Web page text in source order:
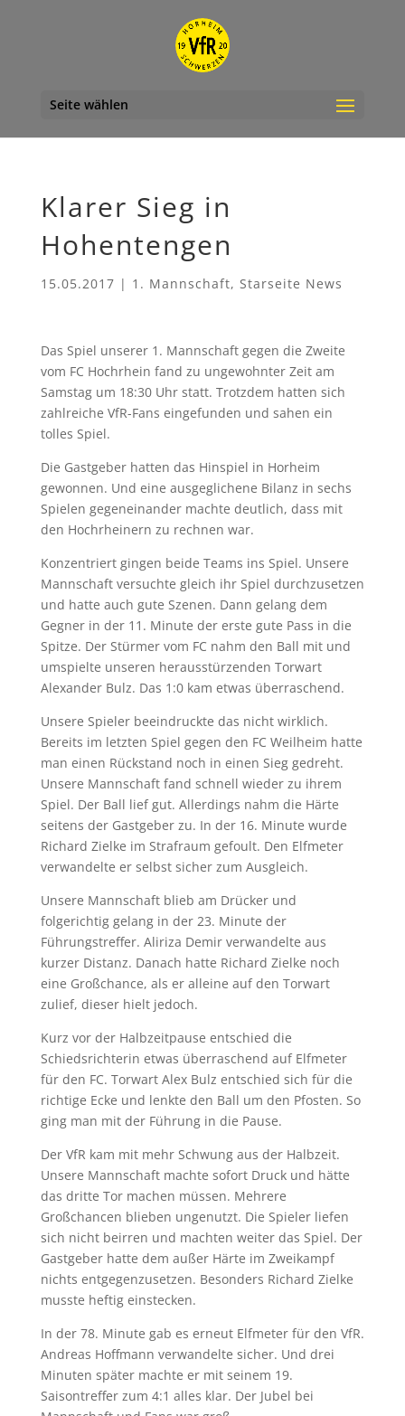
Seite wählen
Klarer Sieg in
Hohentengen
15.05.2017 | 1. Mannschaft, Starseite News
Das Spiel unserer 1. Mannschaft gegen die Zweite
vom FC Hochrhein fand zu ungewohnter Zeit am
Samstag um 18:30 Uhr statt. Trotzdem hatten sich
zahlreiche VfR-Fans eingefunden und sahen ein
tolles Spiel.
Die Gastgeber hatten das Hinspiel in Horheim
gewonnen. Und eine ausgeglichene Bilanz in sechs
Spielen gegeneinander machte deutlich, dass mit
den Hochrheinern zu rechnen war.
Konzentriert gingen beide Teams ins Spiel. Unsere
Mannschaft versuchte gleich ihr Spiel durchzusetzen
und hatte auch gute Szenen. Dann gelang dem
Gegner in der 11. Minute der erste gute Pass in die
Spitze. Der Stürmer vom FC nahm den Ball mit und
umspielte unseren herausstürzenden Torwart
Alexander Bulz. Das 1:0 kam etwas überraschend.
Unsere Spieler beeindruckte das nicht wirklich.
Bereits im letzten Spiel gegen den FC Weilheim hatte
man einen Rückstand noch in einen Sieg gedreht.
Unsere Mannschaft fand schnell wieder zu ihrem
Spiel. Der Ball lief gut. Allerdings nahm die Härte
seitens der Gastgeber zu. In der 16. Minute wurde
Richard Zielke im Strafraum gefoult. Den Elfmeter
verwandelte er selbst sicher zum Ausgleich.
Unsere Mannschaft blieb am Drücker und
folgerichtig gelang in der 23. Minute der
Führungstreffer. Aliriza Demir verwandelte aus
kurzer Distanz. Danach hatte Richard Zielke noch
eine Großchance, als er alleine auf den Torwart
zulief, dieser hielt jedoch.
Kurz vor der Halbzeitpause entschied die
Schiedsrichterin etwas überraschend auf Elfmeter
für den FC. Torwart Alex Bulz entschied sich für die
richtige Ecke und lenkte den Ball um den Pfosten. So
ging man mit der Führung in die Pause.
Der VfR kam mit mehr Schwung aus der Halbzeit.
Unsere Mannschaft machte sofort Druck und hätte
das dritte Tor machen müssen. Mehrere
Großchancen blieben ungenutzt. Die Spieler liefen
sich nicht beirren und machten weiter das Spiel. Der
Gastgeber hatte dem außer Härte im Zweikampf
nichts entgegenzusetzen. Besonders Richard Zielke
musste heftig einstecken.
In der 78. Minute gab es erneut Elfmeter für den VfR.
Andreas Hoffmann verwandelte sicher. Und drei
Minuten später machte er mit seinem 19.
Saisontreffer zum 4:1 alles klar. Der Jubel bei